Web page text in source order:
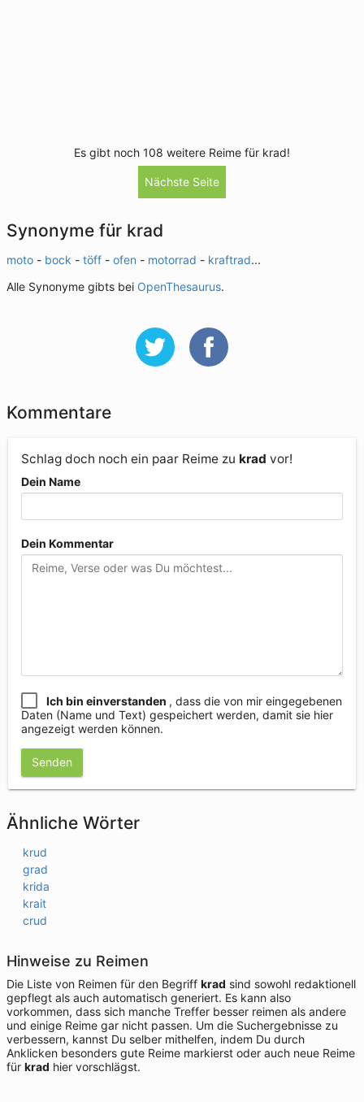
Es gibt noch 108 weitere Reime für krad!
Nächste Seite
Synonyme für krad
moto - bock - töff - ofen - motorrad - kraftrad...
Alle Synonyme gibts bei OpenThesaurus.
Kommentare
Schlag doch noch ein paar Reime zu krad vor!
Dein Name
Dein Kommentar
Ich bin einverstanden , dass die von mir eingegebenen
Daten (Name und Text) gespeichert werden, damit sie hier
angezeigt werden können.
Senden
Ähnliche Wörter
krud
grad
krida
krait
crud
Hinweise zu Reimen
Die Liste von Reimen für den Begriff krad sind sowohl redaktionell
gepflegt als auch automatisch generiert. Es kann also
vorkommen, dass sich manche Treffer besser reimen als andere
und einige Reime gar nicht passen. Um die Suchergebnisse zu
verbessern, kannst Du selber mithelfen, indem Du durch
Anklicken besonders gute Reime markierst oder auch neue Reime
für krad hier vorschlägst.